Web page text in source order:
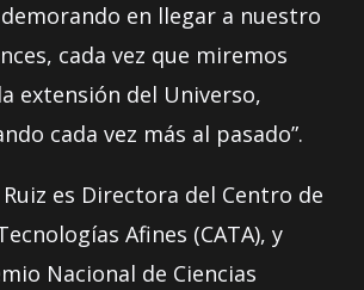
en llegar a nuestro
cada vez que miremos
extensión del Universo,
cada vez más al pasado”.
es Directora del Centro de
Afines (CATA), y
Nacional de Ciencias